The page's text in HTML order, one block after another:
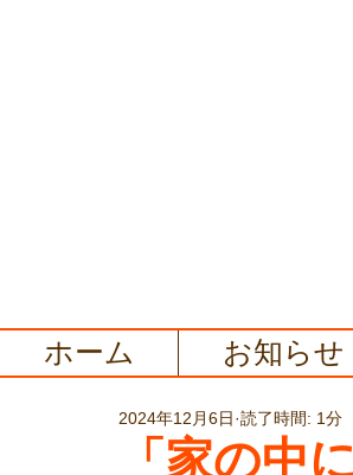
ホーム お知らせ
「家の中
2024年12月6日 読了時間: 1分